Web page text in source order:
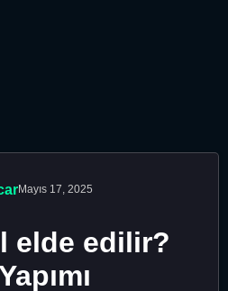
Mayıs 17, 2025
elde edilir?